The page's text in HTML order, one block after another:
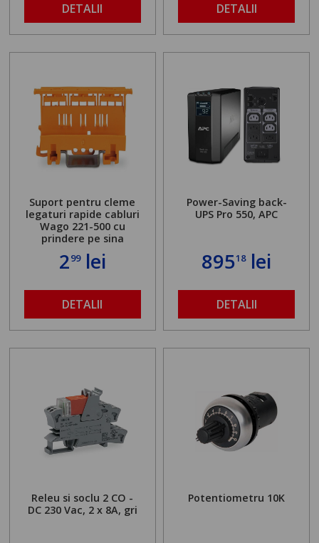
DETALII DETALII
Suport pentru cleme
legaturi rapide cabluri
Wago 221-500 cu
prindere pe sina
299lei
DETALII
Power-Saving back-
UPS Pro 550, APC
89518lei
DETALII
Releu si soclu 2 CO -
DC 230 Vac, 2 x 8A, gri
Potentiometru 10K